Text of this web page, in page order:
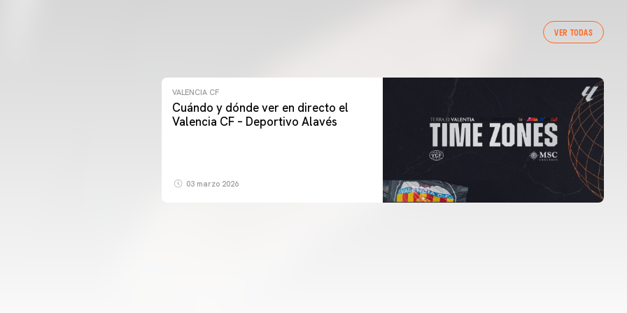
VER TODAS
VALENCIA CF
Cuándo y dónde ver en directo el
Valencia CF – Deportivo Alavés
03 marzo 2026